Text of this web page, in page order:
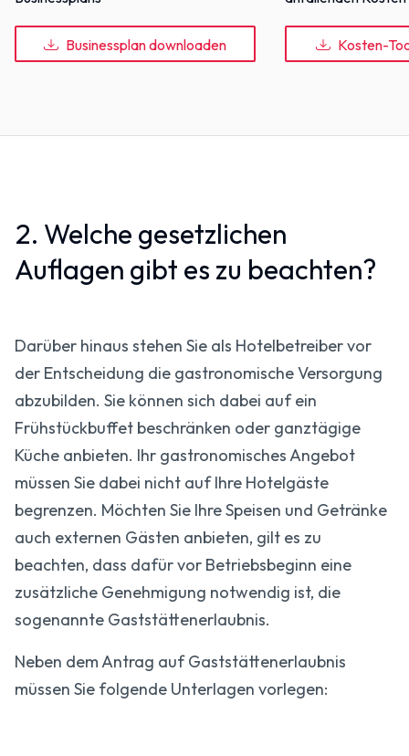
Businessplan downloaden Kosten-
2. Welche gesetzlichen
Auflagen gibt es zu beachten?
Darüber hinaus stehen Sie als Hotelbetreiber vor
der Entscheidung die gastronomische Versorgung
abzubilden. Sie können sich dabei auf ein
Frühstückbuffet beschränken oder ganztägige
Küche anbieten. Ihr gastronomisches Angebot
müssen Sie dabei nicht auf Ihre Hotelgäste
begrenzen. Möchten Sie Ihre Speisen und Getränke
auch externen Gästen anbieten, gilt es zu
beachten, dass dafür vor Betriebsbeginn eine
zusätzliche Genehmigung notwendig ist, die
sogenannte Gaststättenerlaubnis.
Neben dem Antrag auf Gaststättenerlaubnis
müssen Sie folgende Unterlagen vorlegen: